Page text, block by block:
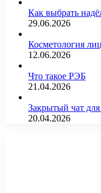
Как выбрать
29.06.2026
Косметология
12.06.2026
Что такое РЭБ
21.04.2026
Закрытый чат
20.04.2026